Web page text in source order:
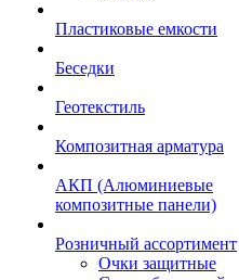
Пластиковые емкости
Беседки
Геотекстиль
Композитная арматура
АКП (Алюминиевые
композитные панели)
Розничный ассортимент
Очки защитные